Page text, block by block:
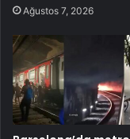
Ağustos 7, 2026